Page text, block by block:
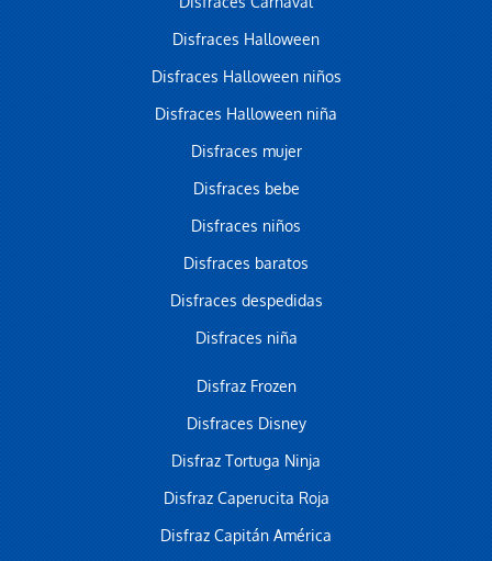
Disfraces Halloween
Disfraces Halloween niños
Disfraces Halloween niña
Disfraces mujer
Disfraces bebe
Disfraces niños
Disfraces baratos
Disfraces despedidas
Disfraces niña
Disfraz Frozen
Disfraces Disney
Disfraz Tortuga Ninja
Disfraz Caperucita Roja
Disfraz Capitán América